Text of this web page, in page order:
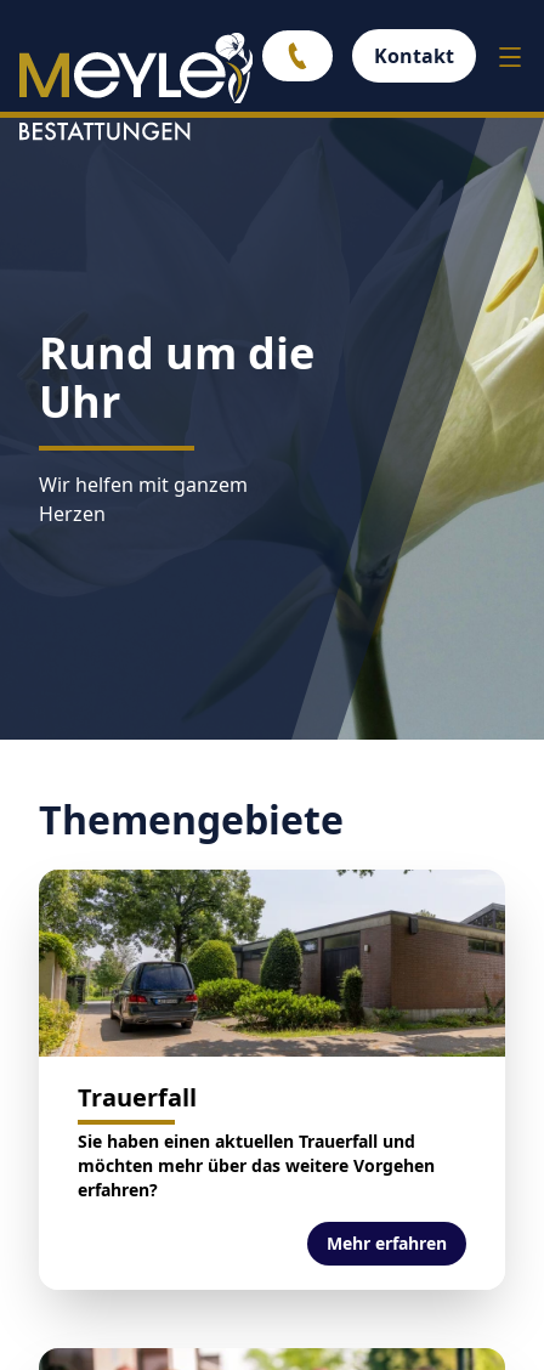
Kontakt
Rund um die
Uhr
Wir helfen mit ganzem
Herzen
Themengebiete
Trauerfall
Sie haben einen aktuellen Trauerfall und
möchten mehr über das weitere Vorgehen
erfahren?
Mehr erfahren